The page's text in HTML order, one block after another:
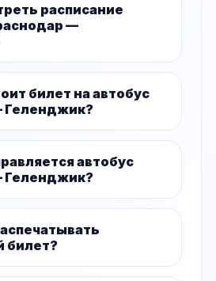
расписание
—
билет на автобус
Геленджик?
автобус
Геленджик?
билет?